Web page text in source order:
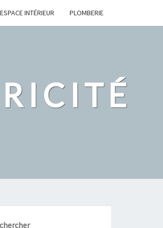
ESPACE INTÉRIEUR PLOMBERIE